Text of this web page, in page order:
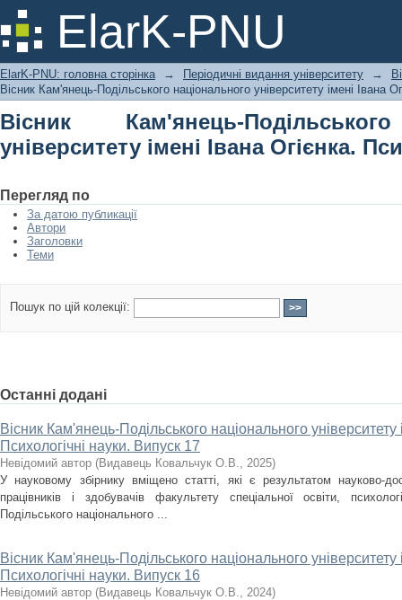
ElarK-PNU
Вісник Кам'янець-Подільського
Огієнка. Психологічні науки
ElarK-PNU: головна сторінка → Періодичні видання університету →
Вісник Кам'янець-Подільського національного університету імені Івана
Вісник Кам'янець-
університету імені Івана Огієнка.
Перегляд по
За датою публикації
Автори
Заголовки
Теми
Пошук по цій колекції:
Останні додані
Вісник Кам'янець-Подільського національного університету
Психологічні науки. Випуск 17
Невідомий автор (Видавець Ковальчук О.В., 2025)
У науковому збірнику вміщено статті, які є результатом науково-
працівників і здобувачів факультету спеціальної освіти,
Подільського національного ...
Вісник Кам'янець-Подільського національного університету
Психологічні науки. Випуск 16
Невідомий автор (Видавець Ковальчук О.В., 2024)